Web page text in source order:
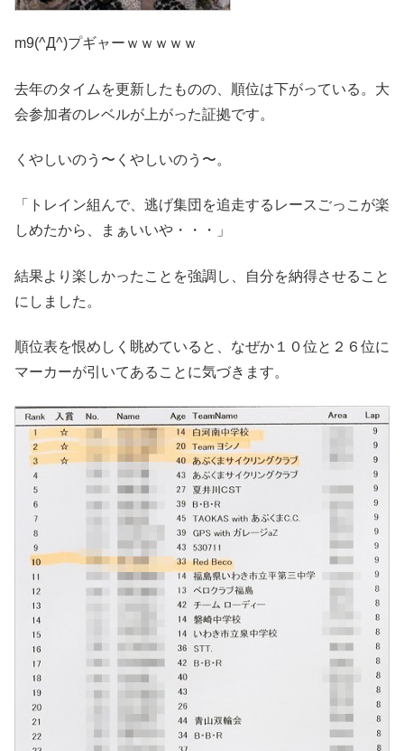
m9(^Д^)プギャーｗｗｗｗｗ
去年のタイムを更新したものの、順位は下がっている。大
会参加者のレベルが上がった証拠です。
くやしいのう〜くやしいのう〜。
「トレイン組んで、逃げ集団を追走するレースごっこが楽
しめたから、まぁいいや・・・」
結果より楽しかったことを強調し、自分を納得させること
にしました。
順位表を恨めしく眺めていると、なぜか１０位と２６位に
マーカーが引いてあることに気づきます。